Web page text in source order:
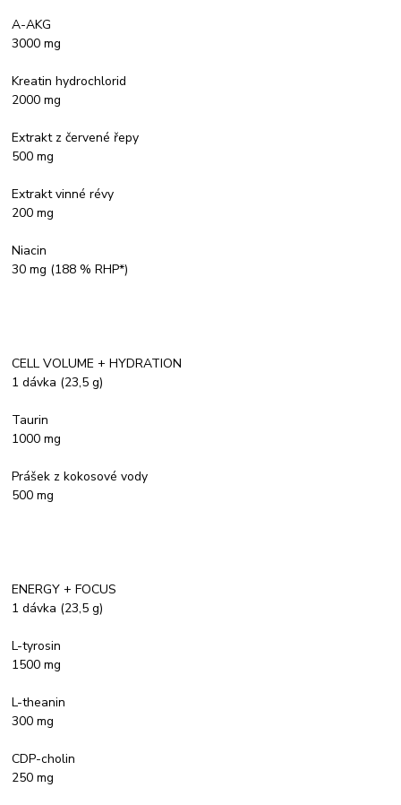
A-AKG
3000 mg
Kreatin hydrochlorid
2000 mg
Extrakt z červené řepy
500 mg
Extrakt vinné révy
200 mg
Niacin
30 mg (188 % RHP*)
CELL VOLUME + HYDRATION
1 dávka (23,5 g)
Taurin
1000 mg
Prášek z kokosové vody
500 mg
ENERGY + FOCUS
1 dávka (23,5 g)
L-tyrosin
1500 mg
L-theanin
300 mg
CDP-cholin
250 mg